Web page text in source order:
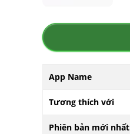
App Name
Tương thích với
Phiên bản mới nhất